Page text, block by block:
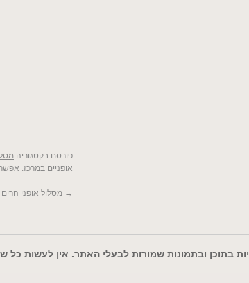
פורסם בקטגוריה
אופניים במרכז. אפשר
→ מסלול אופני
בתוכן ובתמונות שמורות לבעלי האתר. אין לעשות